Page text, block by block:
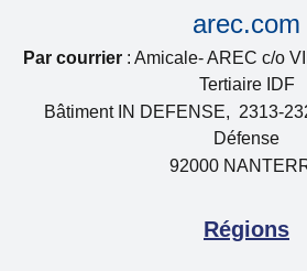
arec.com
Par courrier: Amicale- AREC c/o
Tertiaire IDF
Bâtiment IN DEFENSE, 2313-
Défense
92000
Régions